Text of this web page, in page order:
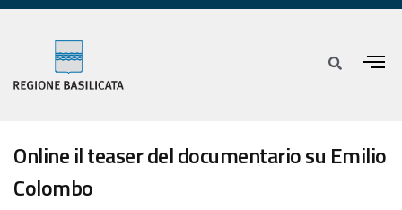
Online il teaser del documentario su Emilio
Colombo